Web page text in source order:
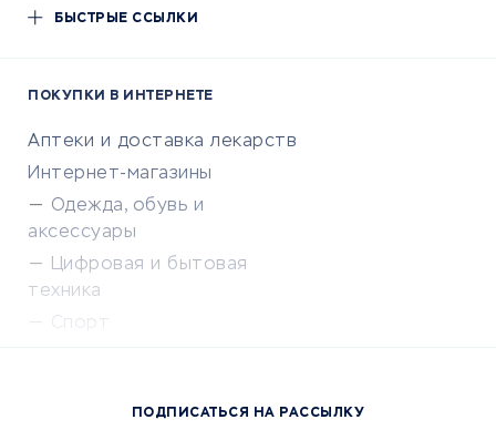
БЫСТРЫЕ ССЫЛКИ
ПОКУПКИ В ИНТЕРНЕТЕ
Аптеки и доставка лекарств
Интернет-магазины
Одежда, обувь и
аксессуары
Цифровая и бытовая
техника
Спорт
Сервисы доставкиПОДПИСАТЬСЯ НА РАССЫЛКУ